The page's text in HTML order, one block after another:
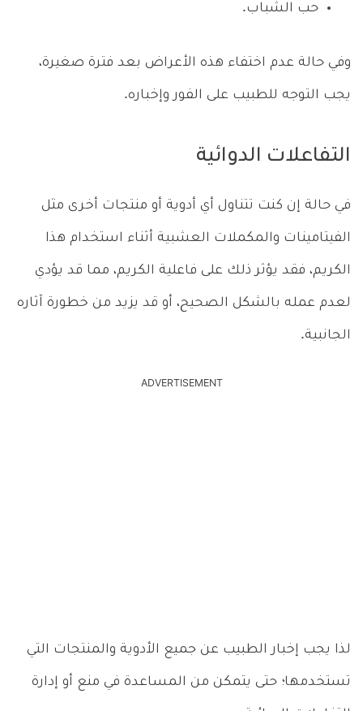
حب الشباب.
وفي حالة عدم اختفاء هذه الأعراض بعد فترة صغيرة،
يجب التوجه للطبيب على الفور وإخباره.
التفاعلات الدوائية
في حالة إن كنت تتناول أي أدوية أو منتجات أخرى مثل
الفيتامينات والمكملات العشبية أثناء استخدام هذا
الكريم، فقد يؤثر ذلك على فاعلية الكريم، مما قد يؤدي
لعدم عمله بالشكل الصحيح، أو قد يزيد من خطورة آثاره
الجانبية.
ADVERTISEMENT
لذا يجب إخبار الطبيب عن جميع الأدوية والمنتجات التي
تستخدمها؛ حتى يتمكن من المساعدة في منع أو إدارة